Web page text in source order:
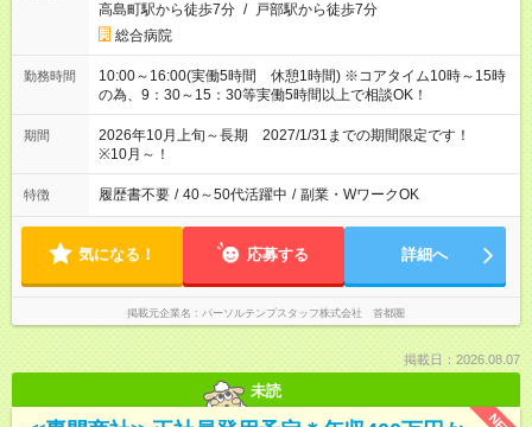
高島町駅から徒歩7分 / 戸部駅から徒歩7分
総合病院
勤務時間
10:00～16:00(実働5時間 休憩1時間) ※コアタイム10時～15時
の為、9：30～15：30等実働5時間以上で相談OK！
期間
2026年10月上旬～長期 2027/1/31までの期間限定です！
※10月～！
特徴 履歴書不要 / 40～50代活躍中 / 副業・WワークOK
気になる！ 応募する 詳細へ
掲載元企業名 パーソルテンプスタッフ株式会社 首都圏
掲載日：2026.08.07
未読